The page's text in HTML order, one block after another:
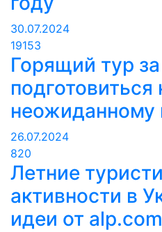
30.07.2024
19153
Горящий тур
подготовиться
неожиданному
26.07.2024
820
Летние
активности в
идеи от